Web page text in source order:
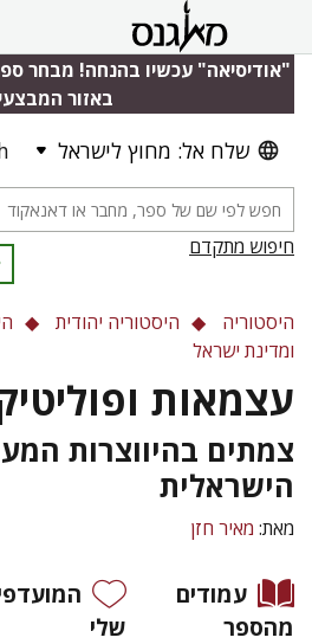
"אודיסיאה" עכשיו בהנחה! מבחר
באזור
שלח אל: מחוץ לישראל
חיפוש מתקדם
היסטוריה היסטוריה יהודית
ומדינת ישראל
עצמאות
צמתים בהיווצרות
הישראלית
מאת: מאיר חזן
עמודים
מהספר
שלי